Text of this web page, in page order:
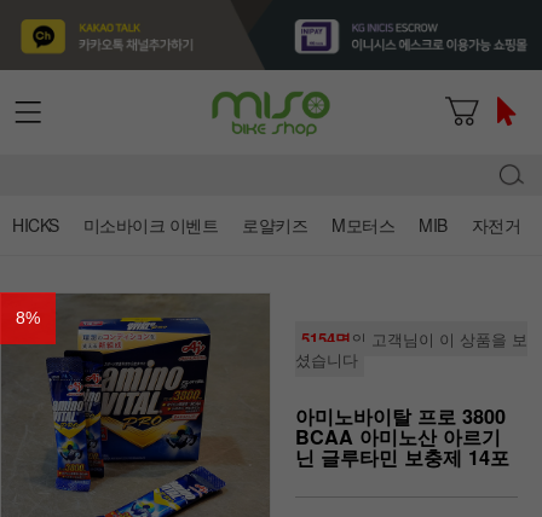
HICKS 미소바이크 이벤트 로얄키즈 M모터스 MIB 자전거
8%
5154명의 고객님이 이 상품을 보
셨습니다
아미노바이탈 프로 3800
BCAA 아미노산 아르기
닌 글루타민 보충제 14포